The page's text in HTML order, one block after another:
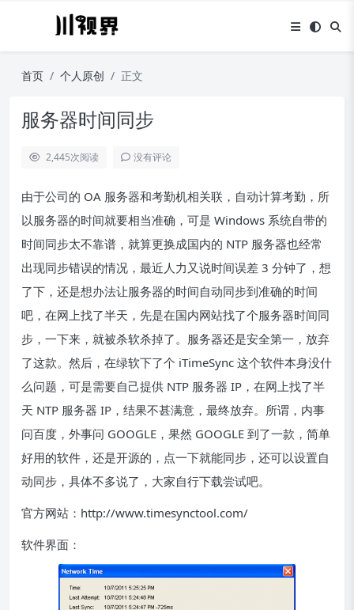
首页 个人原创 正文
服务器时间同步
2,445次阅读 没有评论
由于公司的 OA 服务器和考勤机相关联，自动计算考勤，所
以服务器的时间就要相当准确，可是 Windows 系统自带的
时间同步太不靠谱，就算更换成国内的 NTP 服务器也经常
出现同步错误的情况，最近人力又说时间误差 3 分钟了，想
了下，还是想办法让服务器的时间自动同步到准确的时间
吧，在网上找了半天，先是在国内网站找了个服务器时间同
步，一下来，就被杀软杀掉了。服务器还是安全第一，放弃
了这款。然后，在绿软下了个 iTimeSync 这个软件本身没什
么问题，可是需要自己提供 NTP 服务器 IP，在网上找了半
天 NTP 服务器 IP，结果不甚满意，最终放弃。所谓，内事
问百度，外事问 GOOGLE，果然 GOOGLE 到了一款，简单
好用的软件，还是开源的，点一下就能同步，还可以设置自
动同步，具体不多说了，大家自行下载尝试吧。
官方网站：http://www.timesynctool.com/
软件界面：